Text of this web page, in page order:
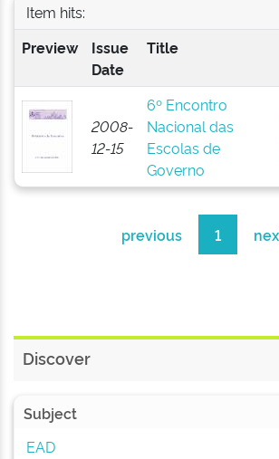
Item hits:
Preview
Issue
Date
Title
2008-
12-15
6º Encontro
Nacional das
Escolas de
Governo
previous 1
Discover
Subject
EAD